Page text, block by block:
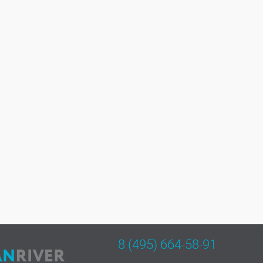
8 (495) 664-58-91